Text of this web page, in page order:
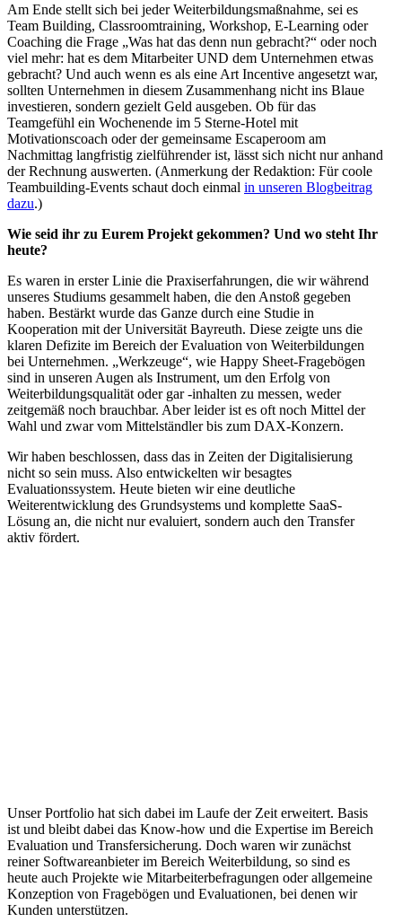
Am Ende stellt sich bei jeder Weiterbildungsmaßnahme, sei es
Team Building, Classroomtraining, Workshop, E-Learning oder
Coaching die Frage „Was hat das denn nun gebracht?“ oder noch
viel mehr: hat es dem Mitarbeiter UND dem Unternehmen etwas
gebracht? Und auch wenn es als eine Art Incentive angesetzt war,
sollten Unternehmen in diesem Zusammenhang nicht ins Blaue
investieren, sondern gezielt Geld ausgeben. Ob für das
Teamgefühl ein Wochenende im 5 Sterne-Hotel mit
Motivationscoach oder der gemeinsame Escaperoom am
Nachmittag langfristig zielführender ist, lässt sich nicht nur anhand
der Rechnung auswerten. (Anmerkung der Redaktion: Für coole
Teambuilding-Events schaut doch einmal in unseren Blogbeitrag
dazu.)
Wie seid ihr zu Eurem Projekt gekommen? Und wo steht Ihr
heute?
Es waren in erster Linie die Praxiserfahrungen, die wir während
unseres Studiums gesammelt haben, die den Anstoß gegeben
haben. Bestärkt wurde das Ganze durch eine Studie in
Kooperation mit der Universität Bayreuth. Diese zeigte uns die
klaren Defizite im Bereich der Evaluation von Weiterbildungen
bei Unternehmen. „Werkzeuge“, wie Happy Sheet-Fragebögen
sind in unseren Augen als Instrument, um den Erfolg von
Weiterbildungsqualität oder gar -inhalten zu messen, weder
zeitgemäß noch brauchbar. Aber leider ist es oft noch Mittel der
Wahl und zwar vom Mittelständler bis zum DAX-Konzern.
Wir haben beschlossen, dass das in Zeiten der Digitalisierung
nicht so sein muss. Also entwickelten wir besagtes
Evaluationssystem. Heute bieten wir eine deutliche
Weiterentwicklung des Grundsystems und komplette SaaS-
Lösung an, die nicht nur evaluiert, sondern auch den Transfer
aktiv fördert.
Unser Portfolio hat sich dabei im Laufe der Zeit erweitert. Basis
ist und bleibt dabei das Know-how und die Expertise im Bereich
Evaluation und Transfersicherung. Doch waren wir zunächst
reiner Softwareanbieter im Bereich Weiterbildung, so sind es
heute auch Projekte wie Mitarbeiterbefragungen oder allgemeine
Konzeption von Fragebögen und Evaluationen, bei denen wir
Kunden unterstützen.